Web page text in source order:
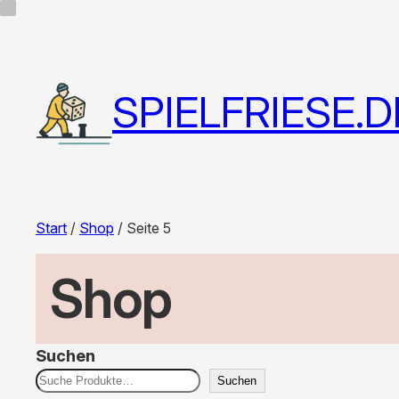
Start / Shop / Seite 5
Shop
Suchen
Suchen